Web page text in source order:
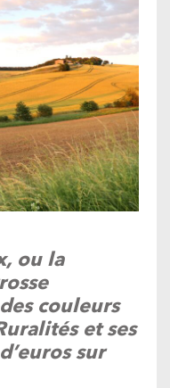
ou la
couleurs
et ses
sur